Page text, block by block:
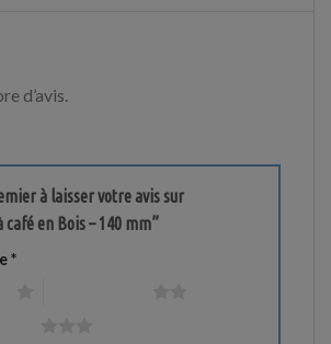
d’avis.
à laisser votre avis sur
café en Bois – 140 mm”
*